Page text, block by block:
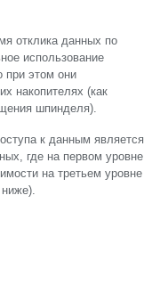
отклика данных по
использование
при этом они
накопителях (как
шпинделя).
к данным является
где на первом уровне
на третьем уровне